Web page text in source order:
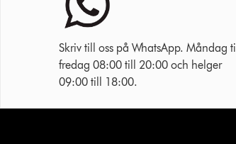
Skriv till oss på WhatsApp. Måndag till
fredag 08:00 till 20:00 och helger
09:00 till 18:00.